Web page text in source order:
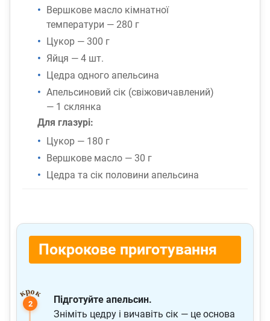
Вершкове масло кімнатної
температури — 280 г
Цукор — 300 г
Яйця — 4 шт.
Цедра одного апельсина
Апельсиновий сік (свіжовичавлений)
— 1 склянка
Для глазурі:
Цукор — 180 г
Вершкове масло — 30 г
Цедра та сік половини апельсина
Покрокове приготування
Підготуйте апельсин.
Зніміть цедру і вичавіть сік — це основа